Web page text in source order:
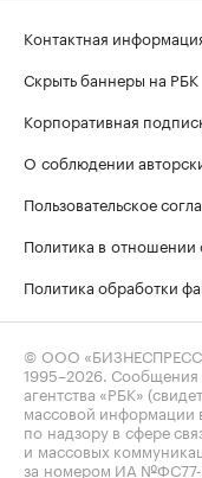
Контактная
Скрыть баннеры на РБК
Корпоративная
О соблюдении
Пользовательское
Политика в отношении
Политика обработки
© ООО
1995–2026 .
агентства «РБК»
массовой информации
по надзору в сфере
и массовых
за номером ИА №ФС77-